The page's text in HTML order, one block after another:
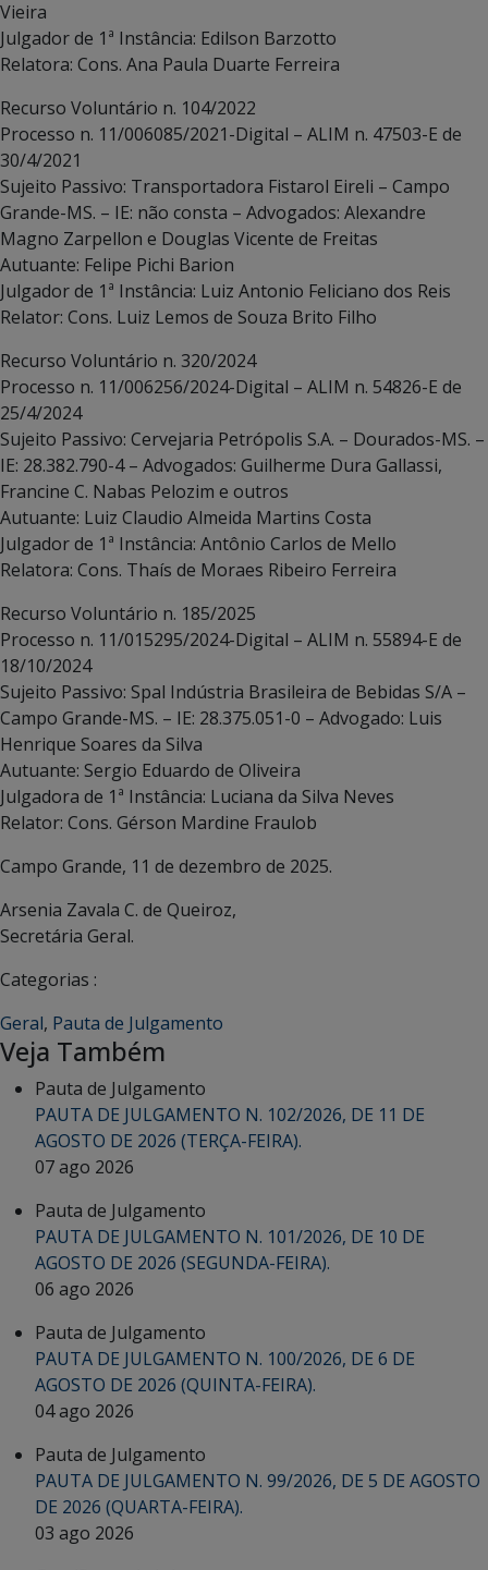
Vieira
Julgador de 1ª Instância: Edilson Barzotto
Relatora: Cons. Ana Paula Duarte Ferreira
Recurso Voluntário n. 104/2022
Processo n. 11/006085/2021-Digital – ALIM n. 47503-E de
30/4/2021
Sujeito Passivo: Transportadora Fistarol Eireli – Campo
Grande-MS. – IE: não consta – Advogados: Alexandre
Magno Zarpellon e Douglas Vicente de Freitas
Autuante: Felipe Pichi Barion
Julgador de 1ª Instância: Luiz Antonio Feliciano dos Reis
Relator: Cons. Luiz Lemos de Souza Brito Filho
Recurso Voluntário n. 320/2024
Processo n. 11/006256/2024-Digital – ALIM n. 54826-E de
25/4/2024
Sujeito Passivo: Cervejaria Petrópolis S.A. – Dourados-MS. –
IE: 28.382.790-4 – Advogados: Guilherme Dura Gallassi,
Francine C. Nabas Pelozim e outros
Autuante: Luiz Claudio Almeida Martins Costa
Julgador de 1ª Instância: Antônio Carlos de Mello
Relatora: Cons. Thaís de Moraes Ribeiro Ferreira
Recurso Voluntário n. 185/2025
Processo n. 11/015295/2024-Digital – ALIM n. 55894-E de
18/10/2024
Sujeito Passivo: Spal Indústria Brasileira de Bebidas S/A –
Campo Grande-MS. – IE: 28.375.051-0 – Advogado: Luis
Henrique Soares da Silva
Autuante: Sergio Eduardo de Oliveira
Julgadora de 1ª Instância: Luciana da Silva Neves
Relator: Cons. Gérson Mardine Fraulob
Campo Grande, 11 de dezembro de 2025.
Arsenia Zavala C. de Queiroz,
Secretária Geral.
Categorias :
Geral, Pauta de Julgamento
Veja Também
Pauta de Julgamento
PAUTA DE JULGAMENTO N. 102/2026, DE 11 DE
AGOSTO DE 2026 (TERÇA-FEIRA).
07 ago 2026
Pauta de Julgamento
PAUTA DE JULGAMENTO N. 101/2026, DE 10 DE
AGOSTO DE 2026 (SEGUNDA-FEIRA).
06 ago 2026
Pauta de Julgamento
PAUTA DE JULGAMENTO N. 100/2026, DE 6 DE
AGOSTO DE 2026 (QUINTA-FEIRA).
04 ago 2026
Pauta de Julgamento
PAUTA DE JULGAMENTO N. 99/2026, DE 5 DE AGOSTO
DE 2026 (QUARTA-FEIRA).
03 ago 2026